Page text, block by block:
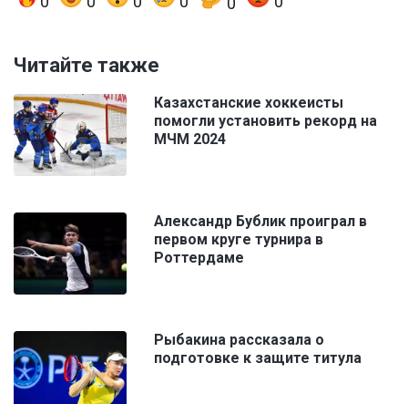
Читайте также
Казахстанские хоккеисты
помогли установить рекорд на
МЧМ 2024
Александр Бублик проиграл в
первом круге турнира в
Роттердаме
Рыбакина рассказала о
подготовке к защите титула